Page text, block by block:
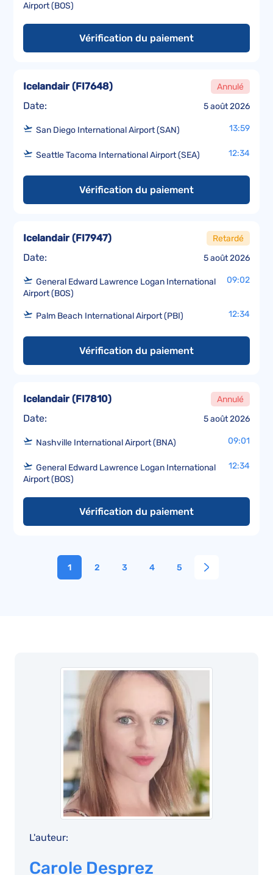
Airport (BOS)
Vérification du paiement
Date: 5 août 2026
Icelandair(FI7648) Annulé
San Diego International Airport (SAN) 13:59
Seattle Tacoma International Airport (SEA) 12:34
Vérification du paiement
Date: 5 août 2026
Icelandair(FI7947) Retardé
General Edward Lawrence Logan International
Airport (BOS)
09:02
Palm Beach International Airport (PBI) 12:34
Vérification du paiement
Date: 5 août 2026
Icelandair(FI7810) Annulé
Nashville International Airport (BNA) 09:01
General Edward Lawrence Logan International
Airport (BOS)
12:34
Vérification du paiement
1 2 3 4 5
L'auteur:
Carole Desprez